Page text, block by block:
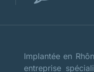
Implantée en
entreprise